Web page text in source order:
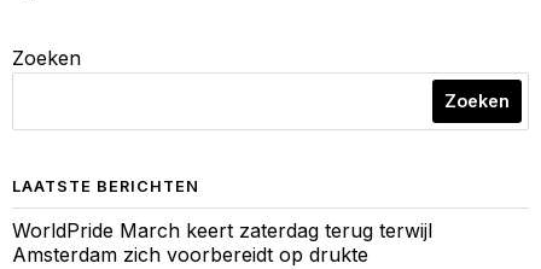
Zoeken
Zoeken
LAATSTE BERICHTEN
WorldPride March keert zaterdag terug terwijl
Amsterdam zich voorbereidt op drukte